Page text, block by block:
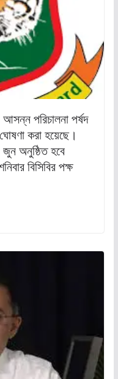
আসন্ন পরিচালনা পর্ষদ
করা হয়েছে।
অনুষ্ঠিত হবে
বিসিবির পক্ষ